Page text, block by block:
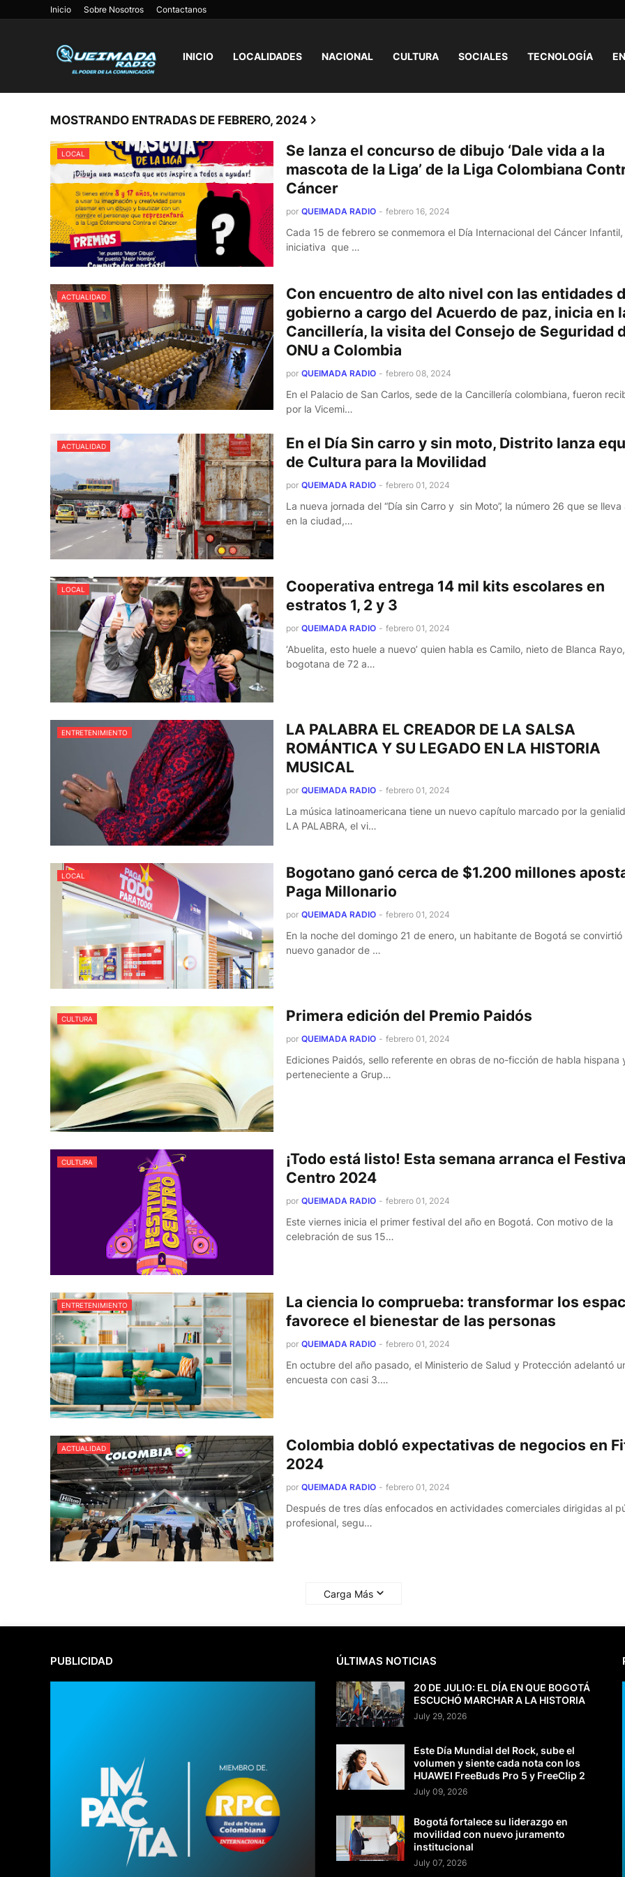
Inicio Sobre Nosotros Contactanos
INICIO LOCALIDADES NACIONAL CULTURA SOCIALES TECNOLOGÍA
MOSTRANDO ENTRADAS DE FEBRERO, 2024
LOCAL
Se lanza el concurso de dibujo ‘Dale vida a la
mascota de la Liga’ de la Liga Colombiana
Cáncer
por QUEIMADA RADIO - febrero 16, 2024
Cada 15 de febrero se conmemora el Día Internacional del Cáncer Infantil,
iniciativa que …
ACTUALIDAD
Con encuentro de alto nivel con las entidades
gobierno a cargo del Acuerdo de paz, inicia en
Cancillería, la visita del Consejo de Seguridad
ONU a Colombia
por QUEIMADA RADIO - febrero 08, 2024
En el Palacio de San Carlos, sede de la Cancillería colombiana, fueron
por la Vicemi…
ACTUALIDAD
En el Día Sin carro y sin moto, Distrito lanza
de Cultura para la Movilidad
por QUEIMADA RADIO - febrero 01, 2024
La nueva jornada del “Día sin Carro y sin Moto”, la número 26 que se
en la ciudad,…
LOCAL
Cooperativa entrega 14 mil kits escolares en
estratos 1, 2 y 3
por QUEIMADA RADIO - febrero 01, 2024
‘Abuelita, esto huele a nuevo’ quien habla es Camilo, nieto de Blanca
bogotana de 72 a…
ENTRETENIMIENTO
LA PALABRA EL CREADOR DE LA SALSA
ROMÁNTICA Y SU LEGADO EN LA HISTORIA
MUSICAL
por QUEIMADA RADIO - febrero 01, 2024
La música latinoamericana tiene un nuevo capítulo marcado por la
LA PALABRA, el vi…
LOCAL
Bogotano ganó cerca de $1.200 millones
Paga Millonario
por QUEIMADA RADIO - febrero 01, 2024
En la noche del domingo 21 de enero, un habitante de Bogotá se convirtió
nuevo ganador de …
CULTURA Primera edición del Premio Paidós
por QUEIMADA RADIO - febrero 01, 2024
Ediciones Paidós, sello referente en obras de no-ficción de habla hispana
perteneciente a Grup…
CULTURA
¡Todo está listo! Esta semana arranca el
Centro 2024
por QUEIMADA RADIO - febrero 01, 2024
Este viernes inicia el primer festival del año en Bogotá. Con motivo de la
celebración de sus 15…
ENTRETENIMIENTO
La ciencia lo comprueba: transformar los
favorece el bienestar de las personas
por QUEIMADA RADIO - febrero 01, 2024
En octubre del año pasado, el Ministerio de Salud y Protección adelantó
encuesta con casi 3.…
ACTUALIDAD
Colombia dobló expectativas de negocios en
2024
por QUEIMADA RADIO - febrero 01, 2024
Después de tres días enfocados en actividades comerciales dirigidas al
profesional, segu…
Carga Más
PUBLICIDAD ÚLTIMAS NOTICIAS
20 DE JULIO: EL DÍA EN QUE BOGOTÁ
ESCUCHÓ MARCHAR A LA HISTORIA
July 29, 2026
Este Día Mundial del Rock, sube el
volumen y siente cada nota con los
HUAWEI FreeBuds Pro 5 y FreeClip 2
July 09, 2026
Bogotá fortalece su liderazgo en
movilidad con nuevo juramento
institucional
July 07, 2026